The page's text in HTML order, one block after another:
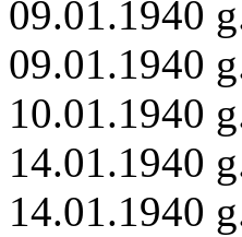
09.01.1940
09.01.1940
10.01.1940
14.01.1940
14.01.1940